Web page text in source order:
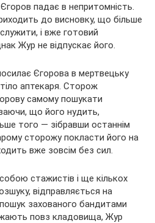
падає в непритомність.
до висновку, що більше
і вже готовий
Жур не відпускає його.
Єгорова в мертвецьку
аптекаря. Сторож
самому пошукати
що його нудить,
того — зібравши останнім
сторожу покласти його на
вже зовсім без сил.
стажистів і ще кількох
відправляється на
захованого бандитами
повз кладовища, Жур